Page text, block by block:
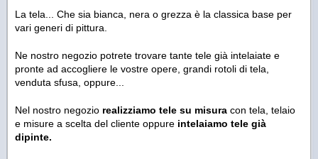
La tela... Che sia bianca, nera o grezza è la classica base per
vari generi di pittura.
Ne nostro negozio potrete trovare tante tele già intelaiate e
pronte ad accogliere le vostre opere, grandi rotoli di tela,
venduta sfusa, oppure...
Nel nostro negozio realizziamo tele su misura con tela, telaio
e misure a scelta del cliente oppure intelaiamo tele già
dipinte.